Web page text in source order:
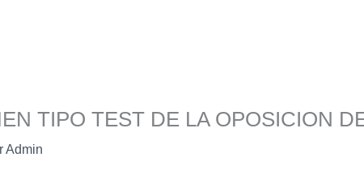
TIPO TEST DE LA OPOSICION
Admin